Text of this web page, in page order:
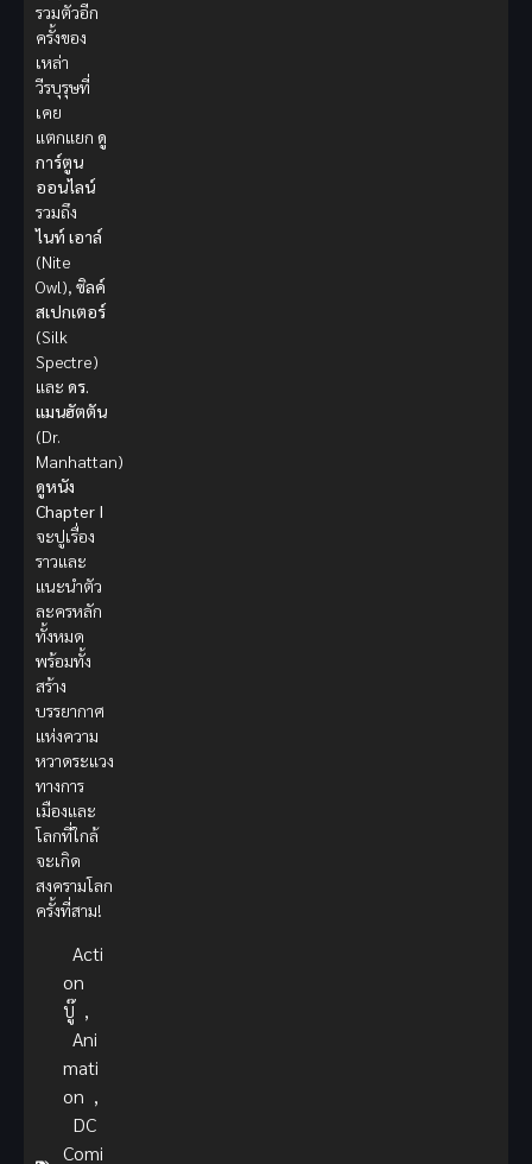
รวมตัวอีก
ครั้งของ
เหล่า
วีรบุรุษที่
เคย
แตกแยก ดู
การ์ตูน
ออนไลน์
รวมถึง
ไนท์ เอาล์
(Nite
Owl), ซิลค์
สเปกเตอร์
(Silk
Spectre)
และ ดร.
แมนฮัตตัน
(Dr.
Manhattan)
ดูหนัง
Chapter I
จะปูเรื่อง
ราวและ
แนะนำตัว
ละครหลัก
ทั้งหมด
พร้อมทั้ง
สร้าง
บรรยากาศ
แห่งความ
หวาดระแวง
ทางการ
เมืองและ
โลกที่ใกล้
จะเกิด
สงครามโลก
ครั้งที่สาม!
Acti
on
บู๊ ,
Ani
mati
on ,
DC
Comi